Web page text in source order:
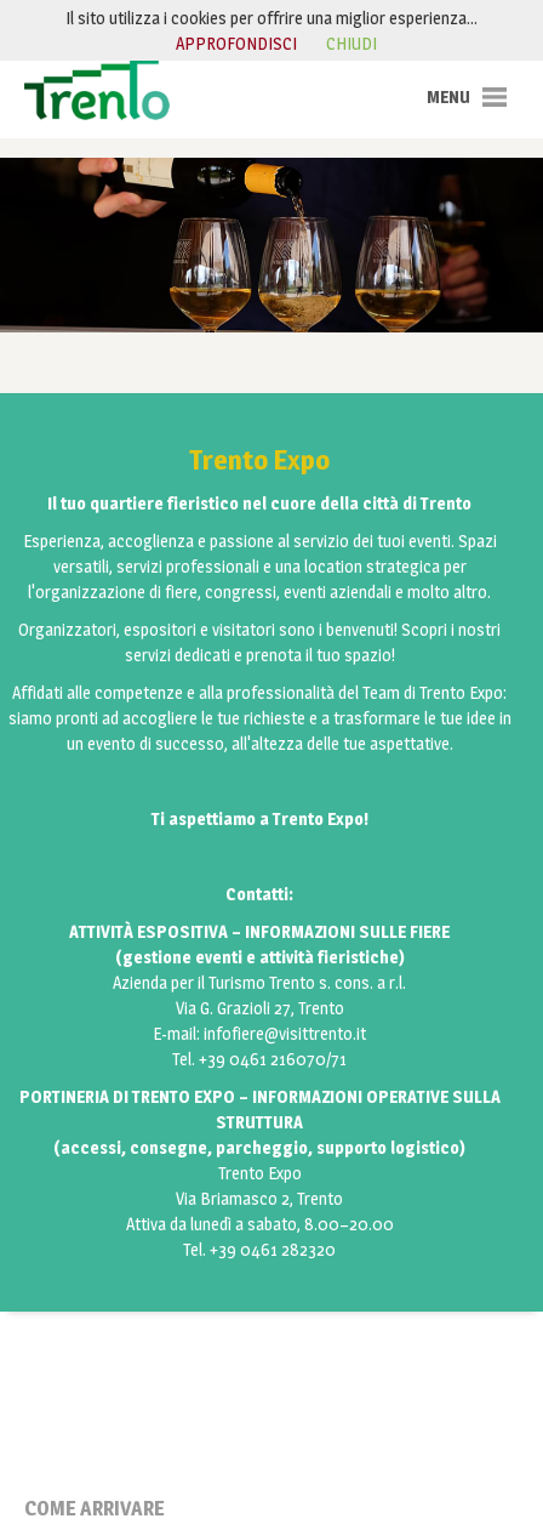
Salta al contenuto
Trento Expo
Il tuo quartiere fieristico nel cuore della città di Trento
Esperienza, accoglienza e passione al servizio dei tuoi eventi. Spazi
versatili, servizi professionali e una location strategica per
l'organizzazione di fiere, congressi, eventi aziendali e molto altro.
Organizzatori, espositori e visitatori sono i benvenuti! Scopri i nostri
servizi dedicati e prenota il tuo spazio!
Affidati alle competenze e alla professionalità del Team di Trento Expo:
siamo pronti ad accogliere le tue richieste e a trasformare le tue idee in
un evento di successo, all'altezza delle tue aspettative.
Ti aspettiamo a Trento Expo!
Contatti:
ATTIVITÀ ESPOSITIVA – INFORMAZIONI SULLE FIERE
(gestione eventi e attività fieristiche)
Azienda per il Turismo Trento s. cons. a r.l.
Via G. Grazioli 27, Trento
E-mail: infofiere@visittrento.it
Tel. +39 0461 216070/71
PORTINERIA DI TRENTO EXPO – INFORMAZIONI OPERATIVE SULLA
STRUTTURA
(accessi, consegne, parcheggio, supporto logistico)
Trento Expo
Via Briamasco 2, Trento
Attiva da lunedì a sabato, 8.00–20.00
Tel. +39 0461 282320
COME ARRIVARE
Il sito utilizza i cookies per offrire una miglior esperienza…
APPROFONDISCI
CHIUDI